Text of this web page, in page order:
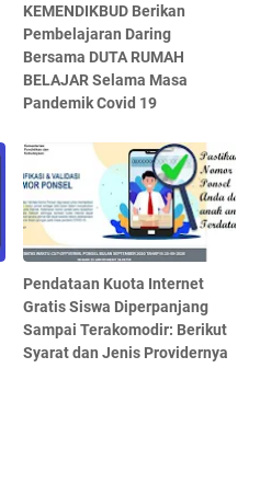
KEMENDIKBUD Berikan
Pembelajaran Daring
Bersama DUTA RUMAH
BELAJAR Selama Masa
Pandemik Covid 19
Pendataan Kuota Internet
Gratis Siswa Diperpanjang
Sampai Terakomodir: Berikut
Syarat dan Jenis Providernya